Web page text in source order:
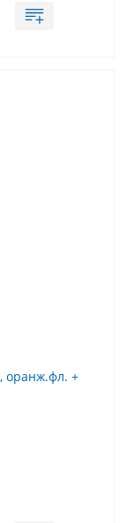
оранж.фл. +